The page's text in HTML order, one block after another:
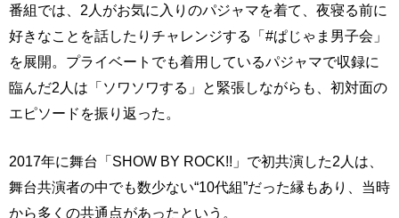
番組では、2人がお気に入りのパジャマを着て、夜寝る前に
好きなことを話したりチャレンジする「#ぱじゃま男子会」
を展開。プライベートでも着用しているパジャマで収録に
臨んだ2人は「ソワソワする」と緊張しながらも、初対面の
エピソードを振り返った。
2017年に舞台「SHOW BY ROCK!!」で初共演した2人は、
舞台共演者の中でも数少ない“10代組”だった縁もあり、当時
から多くの共通点があったという。